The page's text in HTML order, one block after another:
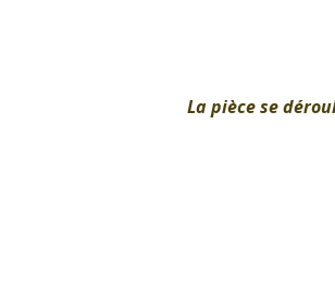
La pièce se déroule